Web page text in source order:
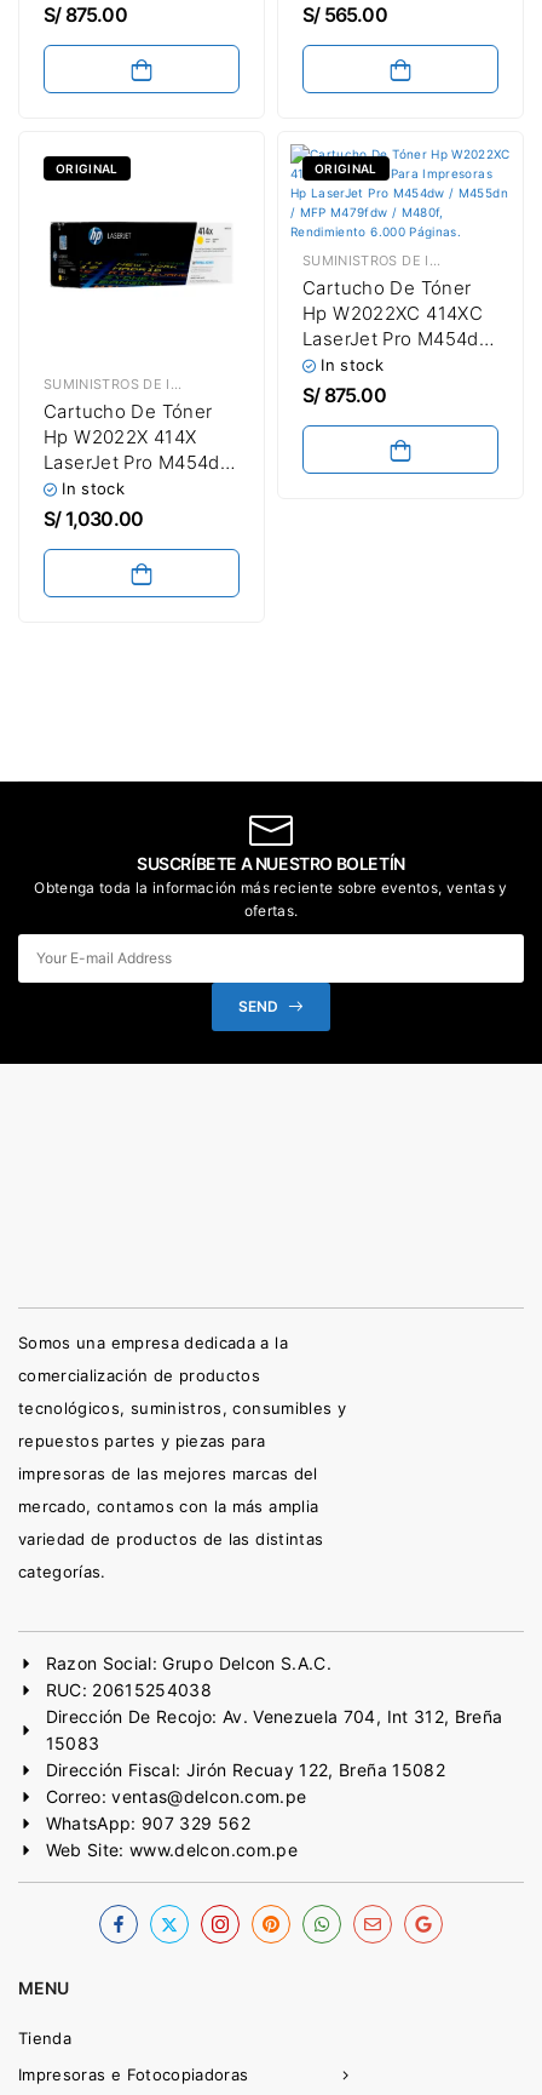
M479fdw /
Paginas / Alta
Capacidad
S/875.00
M479fdw /
Paginas / Capacidad
Estándar
S/565.00
ORIGINAL
SUMINISTROS DE IMPRESIÓN TÓNER HP
Cartucho De Tóner
Hp W2022X 414X
LaserJet Pro M454dw
/ M455dn / MFP
M479fdw /
Paginas / Alta
Capacidad
In stock
S/1,030.00
ORIGINAL
SUMINISTROS DE IMPRESIÓN
Cartucho De Tóner
Hp W2022XC 414XC
LaserJet Pro M454dw
/ M455dn / MFP
M479fdw /
Paginas / Alta
Capacidad
In stock
S/875.00
SUSCRÍBETE A NUESTRO BOLETÍN
Obtenga toda la información más reciente sobre eventos, ventas y
ofertas.
SEND
Somos una empresa dedicada a la
comercialización de productos
tecnológicos, suministros, consumibles y
repuestos partes y piezas para
impresoras de las mejores marcas del
mercado, contamos con la más amplia
variedad de productos de las distintas
categorías.
Razon Social: Grupo Delcon S.A.C.
RUC: 20615254038
Dirección De Recojo: Av. Venezuela 704, Int 312, Breña
15083
Dirección Fiscal: Jirón Recuay 122, Breña 15082
Correo: ventas@delcon.com.pe
WhatsApp: 907 329 562
Web Site: www.delcon.com.pe
MENU
Tienda
Impresoras e Fotocopiadoras